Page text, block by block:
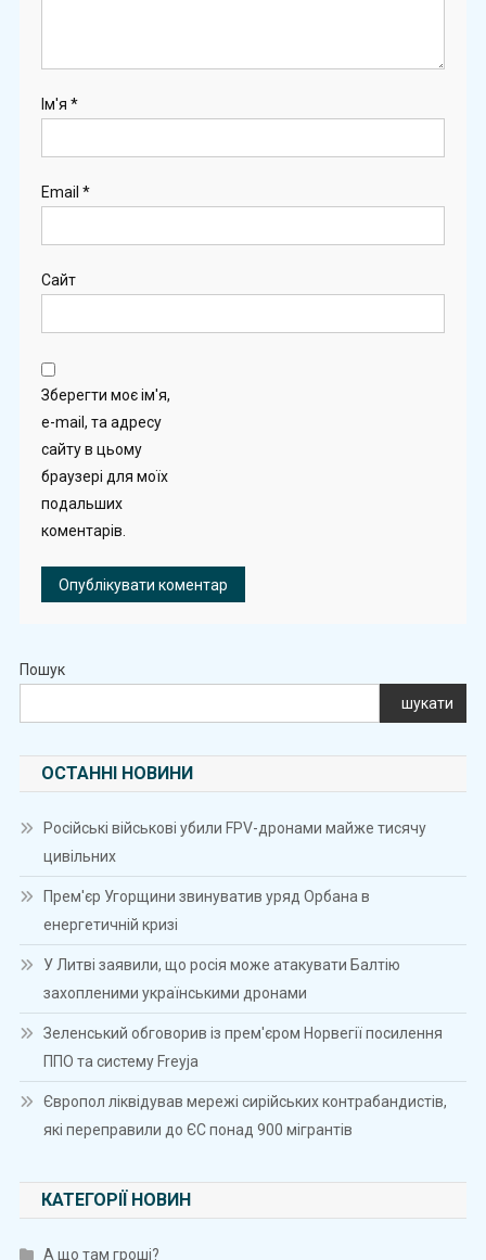
Ім'я *
Email *
Сайт
Зберегти моє ім'я,
e-mail, та адресу
сайту в цьому
браузері для моїх
подальших
коментарів.
Пошук
шукати
ОСТАННІ НОВИНИ
Російські військові убили FPV-дронами майже тисячу
цивільних
Прем'єр Угорщини звинуватив уряд Орбана в
енергетичній кризі
У Литві заявили, що росія може атакувати Балтію
захопленими українськими дронами
Зеленський обговорив із прем'єром Норвегії посилення
ППО та систему Freyja
Європол ліквідував мережі сирійських контрабандистів,
які переправили до ЄС понад 900 мігрантів
КАТЕГОРІЇ НОВИН
А що там гроші?